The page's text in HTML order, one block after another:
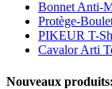
Bonnet Anti-
Protège-
PIKEUR T-
Cavalor Arti
Nouveaux produits: